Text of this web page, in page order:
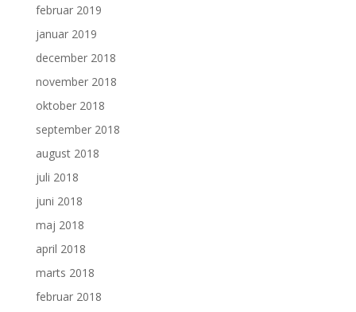
februar 2019
januar 2019
december 2018
november 2018
oktober 2018
september 2018
august 2018
juli 2018
juni 2018
maj 2018
april 2018
marts 2018
februar 2018